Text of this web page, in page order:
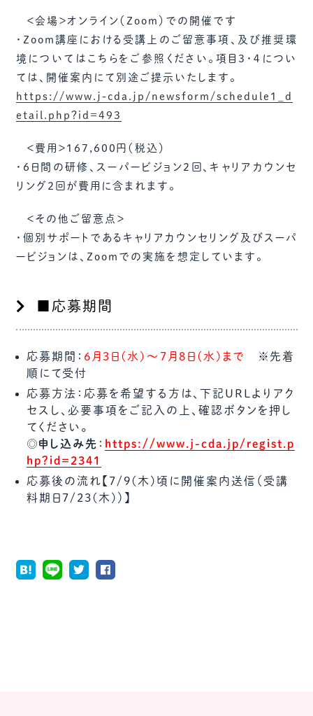
＜会場＞オンライン（Zoom）での開催です
・Zoom講座における受講上のご留意事項、及び推奨環
境についてはこちらをご参照ください。項目３・４につい
ては、開催案内にて別途ご提示いたします。
https://www.j-cda.jp/newsform/schedule1_d
etail.php?id=493
＜費用＞167,600円（税込）
・6日間の研修、スーパービジョン2回、キャリアカウンセ
リング2回が費用に含まれます。
＜その他ご留意点＞
・個別サポートであるキャリアカウンセリング及びスーパ
ービジョンは、Zoomでの実施を想定しています。
■応募期間
応募期間： 6月3日(水)～7月8日(水)まで
※先着
順にて受付
応募方法：応募を希望する方は、下記URLよりアク
セスし、必要事項をご記入の上、確認ボタンを押し
てください。
◎申し込み先 ： https://www.j-cda.jp/regist.p
hp?id=2341
応募後の流れ【7/9(木)頃に開催案内送信（受講
料期日7/23(木)）】